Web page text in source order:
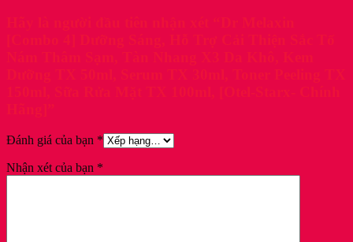
Đánh giá của bạn *
Nhận xét của bạn *